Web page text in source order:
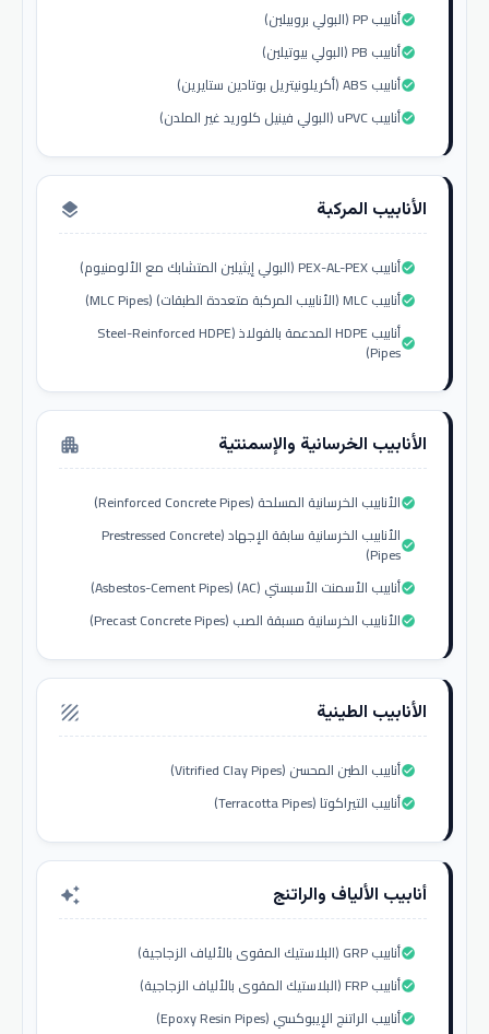
أنابيب PP (البولي بروبيلين)check_circle
أنابيب PB (البولي بيوتيلين)check_circle
أنابيب ABS (أكريلونيتريل بوتادين ستايرين)check_circle
أنابيب uPVC (البولي فينيل كلوريد غير الملدن)check_circle
الأنابيب المركبة layers
أنابيب PEX-AL-PEX (البولي إيثيلين المتشابك مع الألومنيوم)check_circle
أنابيب MLC (الأنابيب المركبة متعددة الطبقات) (MLC Pipes)check_circle
أنابيب HDPE المدعمة بالفولاذ (Steel-Reinforced HDPE
Pipes)check_circle
الأنابيب الخرسانية والإسمنتية apartment
الأنابيب الخرسانية المسلحة (Reinforced Concrete Pipes)check_circle
الأنابيب الخرسانية سابقة الإجهاد (Prestressed Concrete
Pipes)check_circle
أنابيب الأسمنت الأسبستي (AC) (Asbestos-Cement Pipes)check_circle
الأنابيب الخرسانية مسبقة الصب (Precast Concrete Pipes)check_circle
الأنابيب الطينية texture
أنابيب الطين المحسن (Vitrified Clay Pipes)check_circle
أنابيب التيراكوتا (Terracotta Pipes)check_circle
أنابيب الألياف والراتنج auto_awesome
أنابيب GRP (البلاستيك المقوى بالألياف الزجاجية)check_circle
أنابيب FRP (البلاستيك المقوى بالألياف الزجاجية)check_circle
أنابيب الراتنج الإيبوكسي (Epoxy Resin Pipes)check_circle